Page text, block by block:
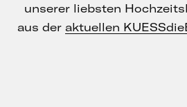
unserer liebsten
aus der aktuellen